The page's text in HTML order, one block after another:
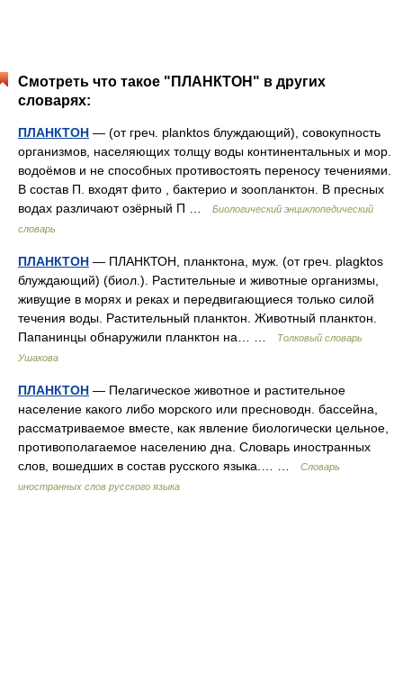
Смотреть что такое "ПЛАНКТОН" в других
словарях:
ПЛАНКТОН — (от греч. planktos блуждающий), совокупность
организмов, населяющих толщу воды континентальных и мор.
водоёмов и не способных противостоять переносу течениями.
В состав П. входят фито , бактерио и зоопланктон. В пресных
водах различают озёрный П …
Биологический энциклопедический
словарь
ПЛАНКТОН — ПЛАНКТОН, планктона, муж. (от греч. plagktos
блуждающий) (биол.). Растительные и животные организмы,
живущие в морях и реках и передвигающиеся только силой
течения воды. Растительный планктон. Животный планктон.
Папанинцы обнаружили планктон на… …
Толковый словарь
Ушакова
ПЛАНКТОН — Пелагическое животное и растительное
население какого либо морского или пресноводн. бассейна,
рассматриваемое вместе, как явление биологически цельное,
противополагаемое населению дна. Словарь иностранных
слов, вошедших в состав русского языка.… …
Словарь
иностранных слов русского языка